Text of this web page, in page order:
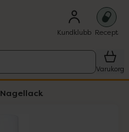
Kundklubb Recept
Varukorg
Nagellack